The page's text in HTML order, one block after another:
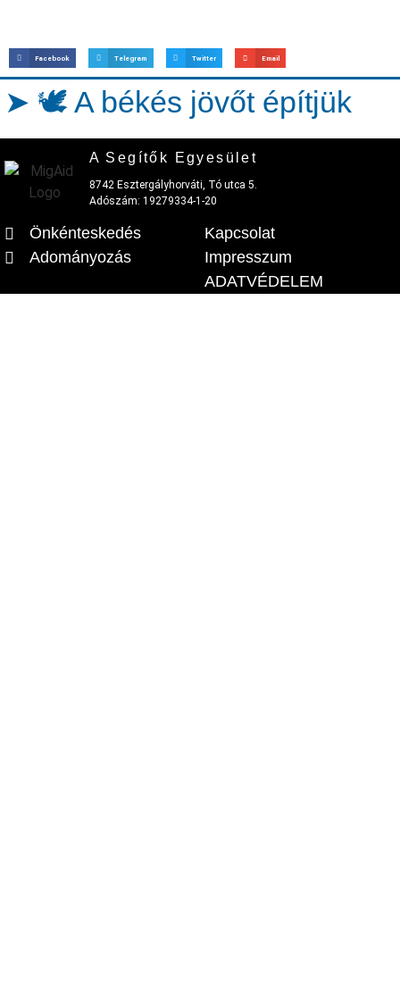
Facebook Telegram Twitter Email
➤ 🕊️ A békés jövőt építjük
A Segítők Egyesület
8742 Esztergályhorváti, Tó utca 5.
Adószám: 19279334-1-20
Önkénteskedés
Adományozás
Kapcsolat
Impresszum
ADATVÉDELEM